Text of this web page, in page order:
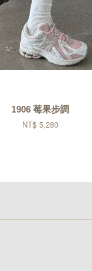
1906 莓果步調
NT$ 5,280